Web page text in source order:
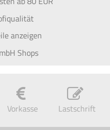
anzeigen
Shops
Vorkasse Lastschrift